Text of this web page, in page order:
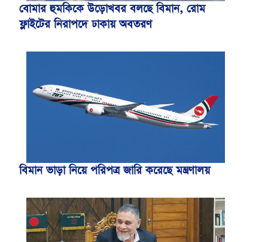
বোমার হুমকিকে উড়োখবর বলছে বিমান, রোম
ফ্লাইটের নিরাপদে ঢাকায় অবতরণ
বিমান ভাড়া নিয়ে পরিপত্র জারি করেছে মন্ত্রণালয়